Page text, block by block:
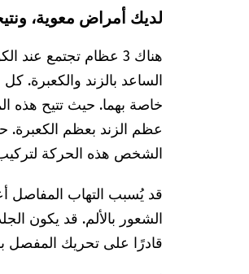
لديك أمراض معوية،
هناك 3 عظام تجتمع
الساعد بالزند
خاصة بهما. حيث تتيح هذه
عظم الزند بعظم الكعبرة.
الشخص هذه الحركة لتركيب
قد يُسبب التهاب المفاصل
الشعور بالألم. قد يكون
قادرًا على تحريك